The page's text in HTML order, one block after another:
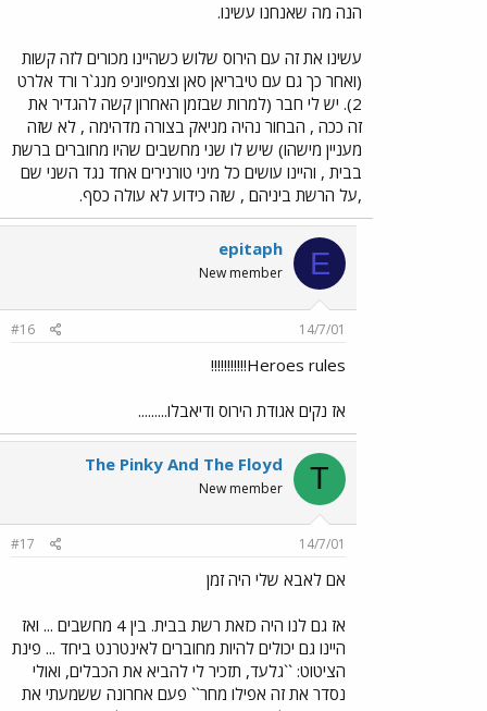
הנה מה שאנחנו עשינו.
עשינו את זה עם הירוס שלוש כשהיינו מכורים לזה קשות
(ואחר כך גם עם טיבריאן סאן וצמפיוניפ מנג`ר ורד אלרט
2). יש לי חבר (למרות שבזמן האחרון קשה להגדיר את
זה ככה , הבחור נהיה מניאק בצורה מדהימה , לא שזה
מעניין מישהו) שיש לו שני מחשבים שהיו מחוברים ברשת
בבית , והיינו עושים כל מיני טורנירים אחד נגד השני שם
,על הרשת ביניהם , שזה כידוע לא עולה כסף.
E
epitaph
New member
14/7/01
#16
Heroes rules!!!!!!!!!!!
אז נקים אגודת הירוס ודיאבלו.........
T
The Pinky And The Floyd
New member
14/7/01
#17
אם לאבא שלי היה זמן
אז גם לנו היה כזאת רשת בבית. בין 4 מחשבים ... ואז
היינו גם יכולים להיות מחוברים לאינטרנט ביחד ... פינת
הציטוט: ``גלעד, תזכיר לי להביא את הכבלים, ואולי
נסדר את זה אפילו מחר`` פעם אחרונה ששמעתי את